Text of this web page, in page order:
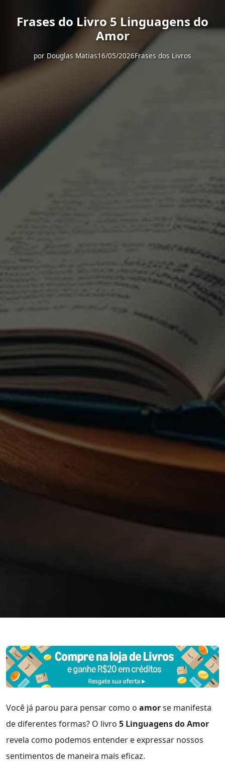
Frases do Livro 5 Linguagens do
Amor
por Douglas Matias16/05/2026Frases dos Livros
Você já parou para pensar como o amorse manifesta
de diferentes formas? O livro 5 Linguagens do Amor
revela como podemos entender e expressar nossos
sentimentos de maneira mais eficaz.